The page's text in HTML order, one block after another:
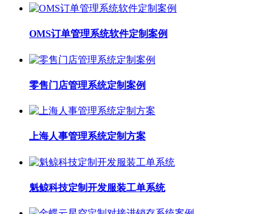
OMS订单管理系统软件定制案例
零售门店管理系统定制案例
上海人事管理系统定制方案
魁鲸科技定制开发服装工单系统